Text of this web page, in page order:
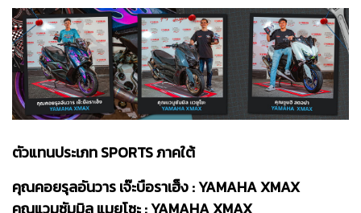
ตัวแทนประเภท SPORTS ภาคใต้
คุณคอยรุลอันวาร เจ๊ะบือราเฮ็ง : YAMAHA XMAX
คุณแวมูซัมมิล แมยูโซะ : YAMAHA XMAX